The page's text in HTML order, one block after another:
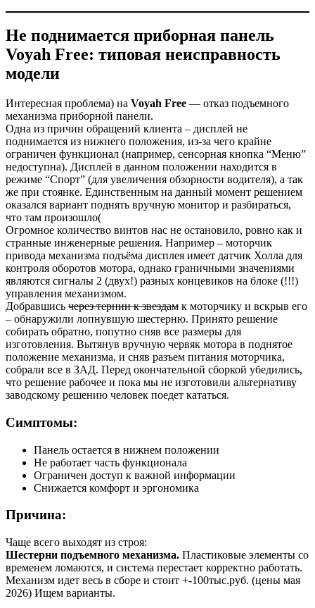
Не поднимается приборная панель
Voyah Free: типовая неисправность
модели
Интересная проблема) на Voyah Free — отказ подъемного
механизма приборной панели.
Одна из причин обращений клиента – дисплей не
поднимается из нижнего положения, из-за чего крайне
ограничен функционал (например, сенсорная кнопка “Меню”
недоступна). Дисплей в данном положении находится в
режиме “Спорт” (для увеличения обзорности водителя), а так
же при стоянке. Единственным на данный момент решением
оказался вариант поднять вручную монитор и разбираться,
что там произошло(
Огромное количество винтов нас не остановило, ровно как и
странные инженерные решения. Например – моторчик
привода механизма подъёма дисплея имеет датчик Холла для
контроля оборотов мотора, однако граничными значениями
являются сигналы 2 (двух!) разных концевиков на блоке (!!!)
управления механизмом.
Добравшись через тернии к звездам к моторчику и вскрыв его
– обнаружили лопнувшую шестерню. Принято решение
собирать обратно, попутно сняв все размеры для
изготовления. Вытянув вручную червяк мотора в поднятое
положение механизма, и сняв разъем питания моторчика,
собрали все в ЗАД. Перед окончательной сборкой убедились,
что решение рабочее и пока мы не изготовили альтернативу
заводскому решению человек поедет кататься.
Симптомы:
Панель остается в нижнем положении
Не работает часть функционала
Ограничен доступ к важной информации
Снижается комфорт и эргономика
Причина:
Чаще всего выходят из строя:
Шестерни подъемного механизма. Пластиковые элементы со
временем ломаются, и система перестает корректно работать.
Механизм идет весь в сборе и стоит +-100тыс.руб. (цены мая
2026) Ищем варианты.